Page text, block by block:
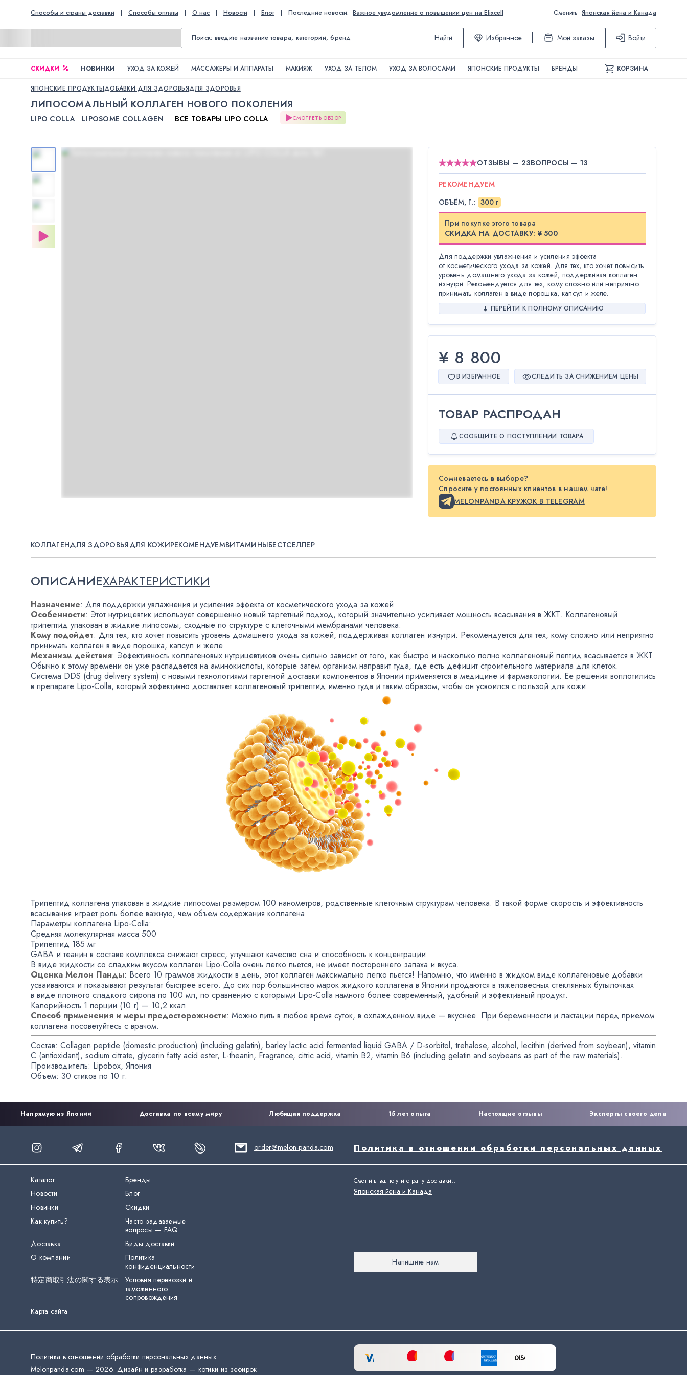
Способы и страны доставки | Способы оплаты | О нас | Новости | Блог | Последние новости: Важное уведомление о повышении цен на Elixcell Сменить Японская йена и Канада
Найти Избранное Мои заказы Войти
СКИДКИ НОВИНКИ УХОД ЗА КОЖЕЙ МАССАЖЕРЫ И АППАРАТЫ МАКИЯЖ УХОД ЗА ТЕЛОМ УХОД ЗА ВОЛОСАМИ ЯПОНСКИЕ ПРОДУКТЫ БРЕНДЫ КОРЗИНА
ЯПОНСКИЕ ПРОДУКТЫДОБАВКИ ДЛЯ ЗДОРОВЬЯДЛЯ ЗДОРОВЬЯ
ЛИПОСОМАЛЬНЫЙ КОЛЛАГЕН НОВОГО ПОКОЛЕНИЯ
LIPO COLLA LIPOSOME COLLAGEN ВСЕ ТОВАРЫ LIPO COLLA СМОТРЕТЬ ОБЗОР
ОТЗЫВЫ — 23ВОПРОСЫ — 13
РЕКОМЕНДУЕМ
ОБЪЁМ, Г.: 300 г
При покупке этого товара
СКИДКА НА ДОСТАВКУ: ¥ 500
Для поддержки увлажнения и усиления эффекта
от косметического ухода за кожей. Для тех, кто хочет повысить
уровень домашнего ухода за кожей, поддерживая коллаген
изнутри. Рекомендуется для тех, кому сложно или неприятно
принимать коллаген в виде порошка, капсул и желе.
ПЕРЕЙТИ К ПОЛНОМУ ОПИСАНИЮ
¥ 8 800
В ИЗБРАННОЕ СЛЕДИТЬ ЗА СНИЖЕНИЕМ ЦЕНЫ
ТОВАР РАСПРОДАН
СООБЩИТЕ О ПОСТУПЛЕНИИ ТОВАРА
Сомневаетесь в выборе?
Спросите у постоянных клиентов в нашем чате!
MELONPANDA КРУЖОК В TELEGRAM
КОЛЛАГЕНДЛЯ ЗДОРОВЬЯДЛЯ КОЖИРЕКОМЕНДУЕМВИТАМИНЫБЕСТСЕЛЛЕР
ОПИСАНИЕХАРАКТЕРИСТИКИ
Назначение: Для поддержки увлажнения и усиления эффекта от косметического ухода за кожей
Особенности: Этот нутрицевтик использует совершенно новый таргетный подход, который значительно усиливает мощность всасывания в ЖКТ. Коллагеновый
трипептид упакован в жидкие липосомы, сходные по структуре с клеточными мембранами человека.
Кому подойдет: Для тех, кто хочет повысить уровень домашнего ухода за кожей, поддерживая коллаген изнутри. Рекомендуется для тех, кому сложно или неприятно
принимать коллаген в виде порошка, капсул и желе.
Механизм действия: Эффективность коллагеновых нутрицевтиков очень сильно зависит от того, как быстро и насколько полно коллагеновый пептид всасывается в ЖКТ.
Обычно к этому времени он уже распадается на аминокислоты, которые затем организм направит туда, где есть дефицит строительного материала для клеток.
Система DDS (drug delivery system) с новыми технологиями таргетной доставки компонентов в Японии применяется в медицине и фармакологии. Ее решения воплотились
в препарате Lipo-Colla, который эффективно доставляет коллагеновый трипептид именно туда и таким образом, чтобы он усвоился с пользой для кожи.
Трипептид коллагена упакован в жидкие липосомы размером 100 нанометров, родственные клеточным структурам человека. В такой форме скорость и эффективность
всасывания играет роль более важную, чем объем содержания коллагена.
Параметры коллагена Lipo-Colla:
Средняя молекулярная масса 500
Трипептид 185 мг
GABA и теанин в составе комплекса снижают стресс, улучшают качество сна и способность к концентрации.
В виде жидкости со сладким вкусом коллаген Lipo-Colla очень легко пьется, не имеет постороннего запаха и вкуса.
Оценка Мелон Панды: Всего 10 граммов жидкости в день, этот коллаген максимально легко пьется! Напомню, что именно в жидком виде коллагеновые добавки
усваиваются и показывают результат быстрее всего. До сих пор большинство марок жидкого коллагена в Японии продаются в тяжеловесных стеклянных бутылочках
в виде плотного сладкого сиропа по 100 мл, по сравнению с которыми Lipo-Colla намного более современный, удобный и эффективный продукт.
Калорийность 1 порции (10 г) — 10,2 ккал
Способ применения и меры предосторожности: Можно пить в любое время суток, в охлажденном виде — вкуснее. При беременности и лактации перед приемом
коллагена посоветуйтесь с врачом.
Состав: Collagen peptide (domestic production) (including gelatin), barley lactic acid fermented liquid GABA / D-sorbitol, trehalose, alcohol, lecithin (derived from soybean), vitamin
C (antioxidant), sodium citrate, glycerin fatty acid ester, L-theanin, Fragrance, citric acid, vitamin B2, vitamin B6 (including gelatin and soybeans as part of the raw materials).
Производитель: Lipobox, Япония
Объем: 30 стиков по 10 г.
Напрямую из Японии Доставка по всему миру Любящая поддержка 15 лет опыта Настоящие отзывы Эксперты своего дела
order@melon-panda.com Политика в отношении обработки персональных данных
Каталог
Бренды
Новости
Блог
Новинки
Скидки
Как купить?
Часто задаваемые
вопросы — FAQ
Доставка
Виды доставки
О компании
Политика
конфиденциальности
特定商取引法の関する表示
Условия перевозки и
таможенного
сопровождения
Карта сайта
Сменить валюту и страну доставки::
Японская йена и Канада
Напишите нам
Политика в отношении обработки персональных данных
Melonpanda.com — 2026.Дизайн и разработка — котики из зефирок